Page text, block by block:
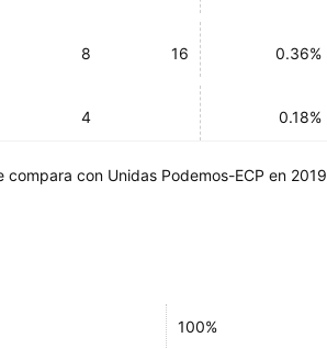
8 16 0.36%
4 0.18%
compara con Unidas Podemos-ECP en 2019
100%